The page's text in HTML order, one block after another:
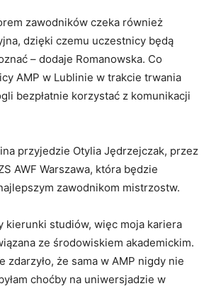
zawodników czeka również
dzięki czemu uczestnicy będą
– dodaje Romanowska. Co
AMP w Lublinie w trakcie trwania
bezpłatnie korzystać z komunikacji
przyjedzie Otylia Jędrzejczak, przez
AWF Warszawa, która będzie
zawodnikom mistrzostw.
kierunki studiów, więc moja kariera
ze środowiskiem akademickim.
zdarzyło, że sama w AMP nigdy nie
choćby na uniwersjadzie w